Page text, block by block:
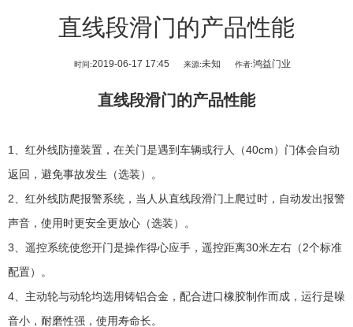
直线段滑门的产品性能
时间:2019-06-17 17:45 来源:未知 作者:鸿益门业
直线段滑门的产品性能
1、红外线防撞装置，在关门是遇到车辆或行人（40cm）门体会自动
返回，避免事故发生（选装）。
2、红外线防爬报警系统，当人从直线段滑门上爬过时，自动发出报警
声音，使用时更安全更放心（选装）。
3、遥控系统使您开门是操作得心应手，遥控距离30米左右（2个标准
配置）。
4、主动轮与动轮均选用铸铝合金，配合进口橡胶制作而成，运行是噪
音小，耐磨性强，使用寿命长。